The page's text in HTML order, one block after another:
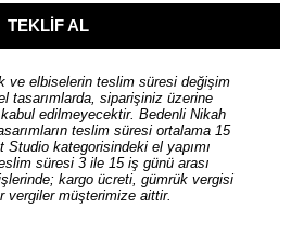
ve elbiselerin teslim süresi değişim
tasarımlarda, siparişiniz üzerine
edilmeyecektir. Bedenli Nikah
teslim süresi ortalama 15
kategorisindeki el yapımı
süresi 3 ile 15 iş günü arası
kargo ücreti, gümrük vergisi
vergiler müşterimize aittir.